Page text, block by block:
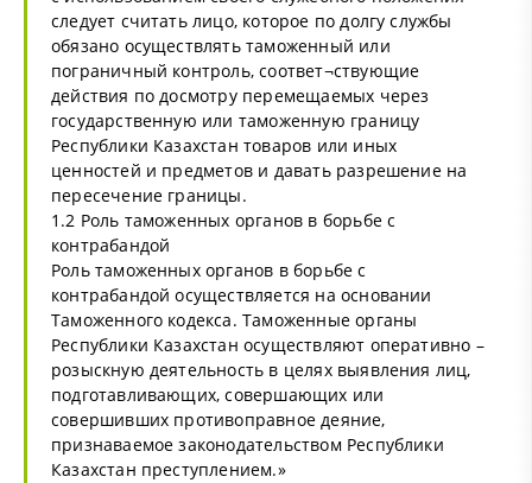
следует считать лицо, которое по долгу службы
обязано осуществлять таможенный или
пограничный контроль, соответ¬ствующие
действия по досмотру перемещаемых через
государственную или таможенную границу
Республики Казахстан товаров или иных
ценностей и предметов и давать разрешение на
пересечение границы.
1.2 Роль таможенных органов в борьбе с
контрабандой
Роль таможенных органов в борьбе с
контрабандой осуществляется на основании
Таможенного кодекса. Таможенные органы
Республики Казахстан осуществляют оперативно –
розыскную деятельность в целях выявления лиц,
подготавливающих, совершающих или
совершивших противоправное деяние,
признаваемое законодательством Республики
Казахстан преступлением.»